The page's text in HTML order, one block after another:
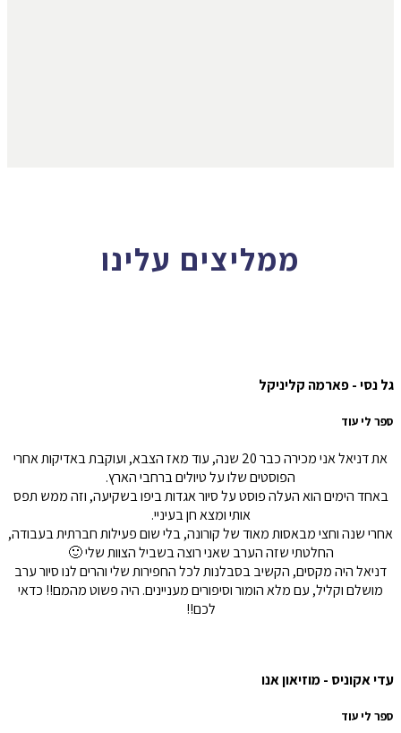
ממליצים עלינו
גל נסי - פארמה קליניקל
ספר לי עוד
את דניאל אני מכירה כבר 20 שנה, עוד מאז הצבא, ועוקבת באדיקות אחרי
הפוסטים שלו על טיולים ברחבי הארץ.
באחד הימים הוא העלה פוסט על סיור אגדות ביפו בשקיעה, וזה ממש תפס
אותי ומצא חן בעיניי.
אחרי שנה וחצי מבאסות מאוד של קורונה, בלי שום פעילות חברתית בעבודה,
החלטתי שזה הערב שאני רוצה בשביל הצוות שלי 🙂
דניאל היה מקסים, הקשיב בסבלנות לכל החפירות שלי והרים לנו סיור ערב
מושלם וקליל, עם מלא הומור וסיפורים מעניינים. היה פשוט מהמם!! כדאי
לכם!!
עדי אקוניס - מוזיאון אנו
ספר לי עוד